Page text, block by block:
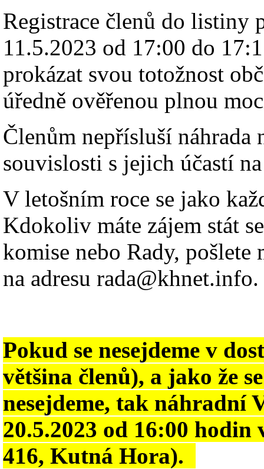
Registrace členů do listiny
11.5.2023 od 17:00 do
prokázat svou totožnost
úředně ověřenou plnou
Členům nepřísluší
souvislosti s jejich účastí
V letošním roce se jako
Kdokoliv máte zájem stát
komise nebo Rady, pošlete
na adresu rada@khnet.info.
Pokud se nesejdeme v
většina členů), a jako že
nesejdeme, tak náhradní
20.5.2023 od 16:00
416, Kutná Hora).